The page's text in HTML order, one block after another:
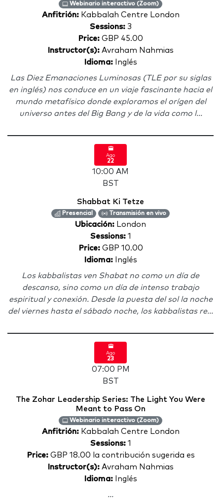
Webinario interactivo (Zoom)
Anfitrión: Kabbalah Centre London
Sessions:3
Price: GBP 45.00
Instructor(s): Avraham Nahmias
Idioma: Inglés
Las Diez Emanaciones Luminosas (TLE por su siglas
en inglés) nos conduce en un viaje fascinante hacia el
mundo metafísico donde exploramos el orígen del
universo antes del Big Bang y de la vida como l...
Ago
22
10:00 AM
BST
Shabbat Ki Tetze
Presencial Transmisión en vivo
Ubicación: London
Sessions:1
Price:GBP 10.00
Idioma: Inglés
Los kabbalistas ven Shabat no como un día de
descanso, sino como un día de intenso trabajo
espiritual y conexión. Desde la puesta del sol la noche
del viernes hasta el sábado noche, los kabbalistas re...
Ago
23
07:00 PM
BST
The Zohar Leadership Series: The Light You Were
Meant to Pass On
Webinario interactivo (Zoom)
Anfitrión: Kabbalah Centre London
Sessions:1
Price:GBP 18.00 la contribución sugerida es
Instructor(s): Avraham Nahmias
Idioma: Inglés
...